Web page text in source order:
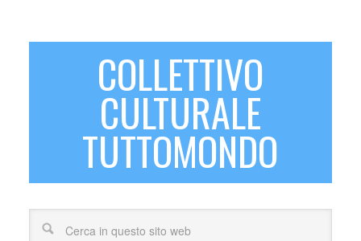
COLLETTIVO
CULTURALE
TUTTOMONDO